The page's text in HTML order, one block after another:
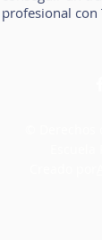
profesional con